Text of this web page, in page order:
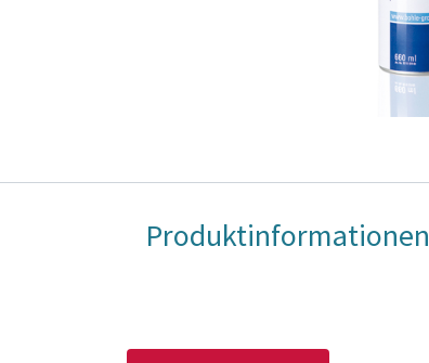
Produktinformationen